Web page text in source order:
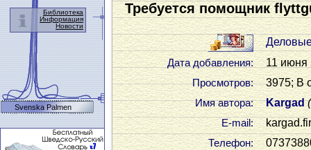
Требуется помощник
Дата добавления: 11 июня
Просмотров: 3975; В
Имя автора: Kargad
Е-mail:
Телефон:
Библиотека
Информация
Новости
Svenska Palmen